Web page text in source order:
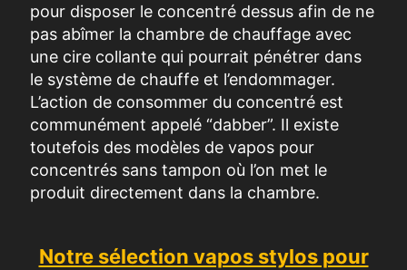
pour disposer le concentré dessus afin de ne
pas abîmer la chambre de chauffage avec
une cire collante qui pourrait pénétrer dans
le système de chauffe et l’endommager.
L’action de consommer du concentré est
communément appelé “dabber”. Il existe
toutefois des modèles de vapos pour
concentrés sans tampon où l’on met le
produit directement dans la chambre.
Notre sélection vapos stylos pour